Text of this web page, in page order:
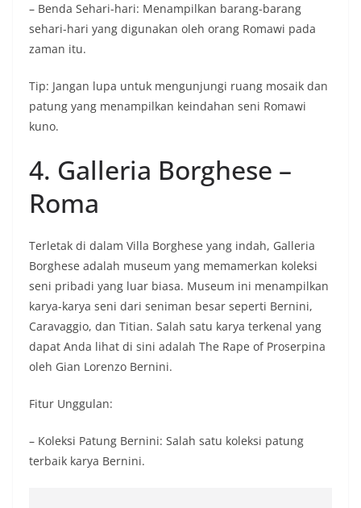
– Benda Sehari-hari: Menampilkan barang-barang
sehari-hari yang digunakan oleh orang Romawi pada
zaman itu.
Tip: Jangan lupa untuk mengunjungi ruang mosaik dan
patung yang menampilkan keindahan seni Romawi
kuno.
4. Galleria Borghese –
Roma
Terletak di dalam Villa Borghese yang indah, Galleria
Borghese adalah museum yang memamerkan koleksi
seni pribadi yang luar biasa. Museum ini menampilkan
karya-karya seni dari seniman besar seperti Bernini,
Caravaggio, dan Titian. Salah satu karya terkenal yang
dapat Anda lihat di sini adalah The Rape of Proserpina
oleh Gian Lorenzo Bernini.
Fitur Unggulan:
– Koleksi Patung Bernini: Salah satu koleksi patung
terbaik karya Bernini.